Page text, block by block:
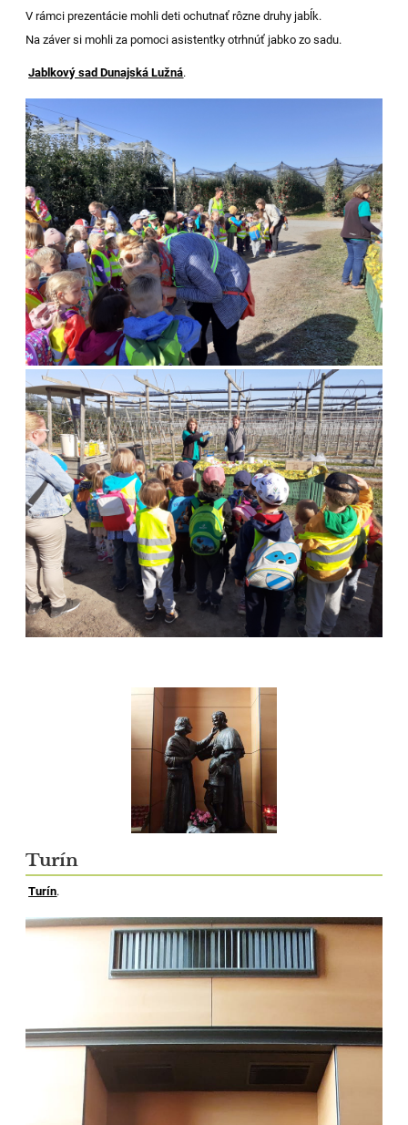
V rámci prezentácie mohli deti ochutnať rôzne druhy jabĺk.
Na záver si mohli za pomoci asistentky otrhnúť jabko zo sadu.
Jablkový sad Dunajská Lužná.
Turín
Turín.